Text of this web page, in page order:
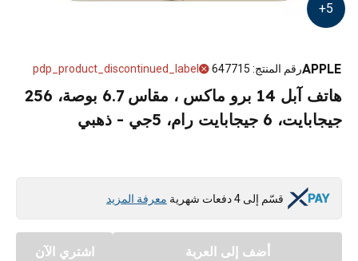
5
+
APPLEرقم المنتج:
647715
pdp_product_discontinued_label
هاتف آبل 14 برو ماكس ، مقاس 6.7 بوصة، 256
جيجابايت، 6 جيجابايت رام، 5جي - ذهبي
قسّم إلى 4 دفعات شهرية معرفة المزيد
أضف إلى العربة اشتري الآن